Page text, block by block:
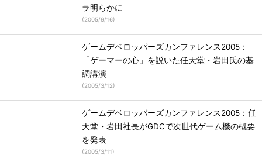
ラ明らかに
(2005/9/16)
ゲームデベロッパーズカンファレンス2005：
「ゲーマーの心」を説いた任天堂・岩田氏の基
調講演
(2005/3/12)
ゲームデベロッパーズカンファレンス2005：任
天堂・岩田社長がGDCで次世代ゲーム機の概要
を発表
(2005/3/11)